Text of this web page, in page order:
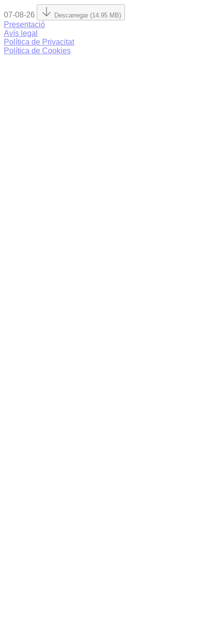
07-08-26 Descarregar (14.95 MB)
Presentació
Avís legal
Política de Privacitat
Política de Cookies